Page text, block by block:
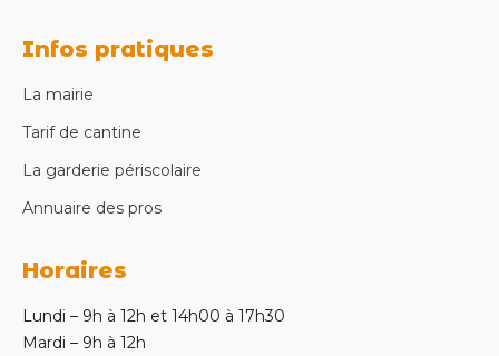
Infos pratiques
La mairie
Tarif de cantine
La garderie périscolaire
Annuaire des pros
Horaires
Lundi – 9h à 12h et 14h00 à 17h30
Mardi – 9h à 12h